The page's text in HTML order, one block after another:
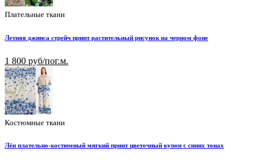
Плательные ткани
Летняя джинса стрейч принт растительный рисунок на черном фоне
1 800 руб/пог.м.
Костюмные ткани
Лён плательно-костюмный мягкий принт цветочный купон с синих тонах